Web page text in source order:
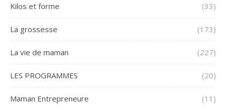
Kilos et forme (33)
La grossesse (173)
La vie de maman (227)
LES PROGRAMMES (20)
Maman Entrepreneure (11)